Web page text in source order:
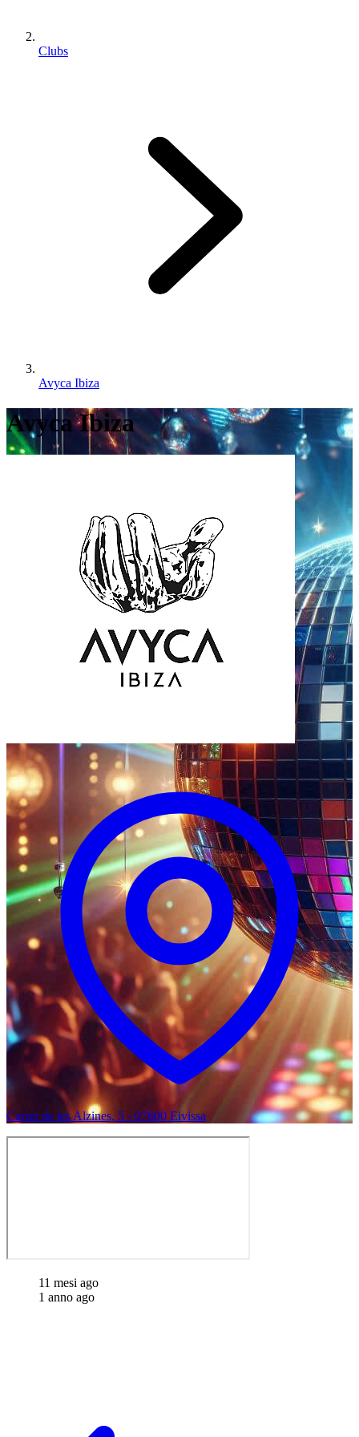
Clubs
Avyca Ibiza
Avyca Ibiza
Carrer de les Alzines, 5 - 07800 Eivissa
11 mesi ago
1 anno ago